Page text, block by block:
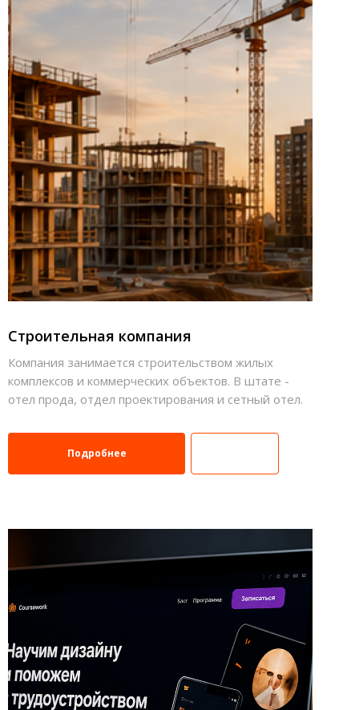
Подробнее
Компания занимается строительством жилых
комплексов и коммерческих объектов. В штате -
отел прода, отдел проектирования и сетный отел.
Строительная компания